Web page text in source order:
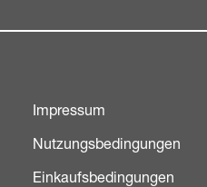
Impressum
Nutzungsbedingungen
Einkaufsbedingungen